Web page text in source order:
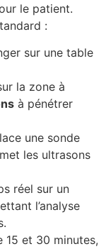
le patient.
:
sur une table
la zone à
à pénétrer
une sonde
les ultrasons
réel sur un
l’analyse
15 et 30 minutes,